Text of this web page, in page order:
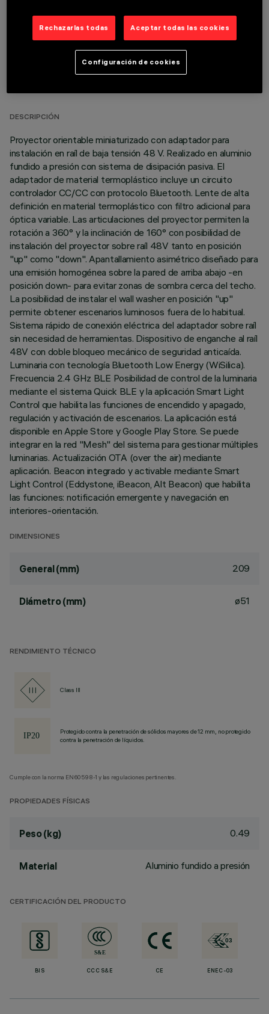
DATOS TÉCNICOS
DESCRIPCIÓN
Proyector orientable miniaturizado con adaptador para
instalación en raíl de baja tensión 48 V. Realizado en aluminio
fundido a presión con sistema de disipación pasiva. El
adaptador de material termoplástico incluye un circuito
controlador CC/CC con protocolo Bluetooth. Lente de alta
definición en material termoplástico con filtro adicional para
óptica variable. Las articulaciones del proyector permiten la
rotación a 360° y la inclinación de 160° con posibilidad de
instalación del proyector sobre raíl 48V tanto en posición
"up" como "down". Apantallamiento asimétrico diseñado para
una emisión homogénea sobre la pared de arriba abajo -en
posición down- para evitar zonas de sombra cerca del techo.
La posibilidad de instalar el wall washer en posición "up"
permite obtener escenarios luminosos fuera de lo habitual.
Sistema rápido de conexión eléctrica del adaptador sobre raíl
sin necesidad de herramientas. Dispositivo de enganche al raíl
48V con doble bloqueo mecánico de seguridad anticaída.
Luminaria con tecnología Bluetooth Low Energy (WiSilica).
Frecuencia 2.4 GHz BLE Posibilidad de control de la luminaria
mediante el sistema Quick BLE y la aplicación Smart Light
Control que habilita las funciones de encendido y apagado,
regulación y activación de escenarios. La aplicación está
disponible en Apple Store y Google Play Store. Se puede
integrar en la red "Mesh" del sistema para gestionar múltiples
luminarias. Actualización OTA (over the air) mediante
aplicación. Beacon integrado y activable mediante Smart
Light Control (Eddystone, iBeacon, Alt Beacon) que habilita
las funciones: notificación emergente y navegación en
interiores-orientación.
DIMENSIONES
General (mm) 209
Diámetro (mm) ø51
RENDIMIENTO TÉCNICO
Class III
Protegido contra la penetración de sólidos mayores de 12 mm, no protegido
contra la penetración de líquidos.
Cumple con la norma EN60598-1 y las regulaciones pertinentes.
PROPIEDADES FÍSICAS
Peso (kg) 0.49
Material Aluminio fundido a presión
CERTIFICACIÓN DEL PRODUCTO
BIS CCC S&E CE ENEC-03
Rechazarlas todas Aceptar todas las cookies
Configuración de cookies